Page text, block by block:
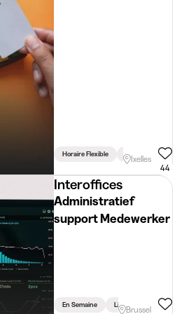
Horaire Flexible Lié Aux Études
Ixelles
44
Interoffices
Administratief
support Medewerker
En Semaine Lié Aux Études
Brussel